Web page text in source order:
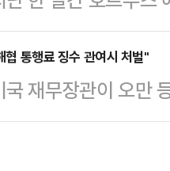
도하는…
을 발표했다.실제로
2척을 향해 이란군
널 역시 관련 소식
부 …
통신에 따르면
옛 트위터)를 통해
이상의 선박이 해
신청한 선박은 유
통행료 징수 관여시 처벌"
재무장관이 오만
처벌할 것이라고